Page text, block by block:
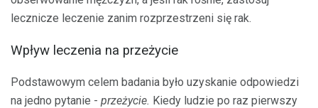
lecznicze leczenie zanim rozprzestrzeni się rak.
Wpływ leczenia na przeżycie
Podstawowym celem badania było uzyskanie odpowiedzi
na jedno pytanie - przeżycie. Kiedy ludzie po raz pierwszy